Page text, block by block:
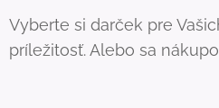
Vyberte si darček pre
príležitosť. Alebo sa